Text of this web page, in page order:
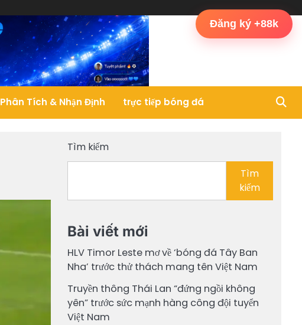
Bóng
Đá
Ao
Làng
Cup
C1
/
Champions
Lịch
Thi
Đấu
&
Máy
Tính
Dự
Đoán
Phân
Tích
&
Nhận
trực
tiếp
đá
Phân Tích & Nhận Định trực tiếp bóng đá
Tìm kiếm
Tìm
kiếm
Bài viết mới
HLV Timor Leste mơ về ‘bóng đá Tây Ban
Nha’ trước thử thách mang tên Việt Nam
Truyền thông Thái Lan “đứng ngồi không
yên” trước sức mạnh hàng công đội tuyển
Việt Nam
Đăng ký +88k